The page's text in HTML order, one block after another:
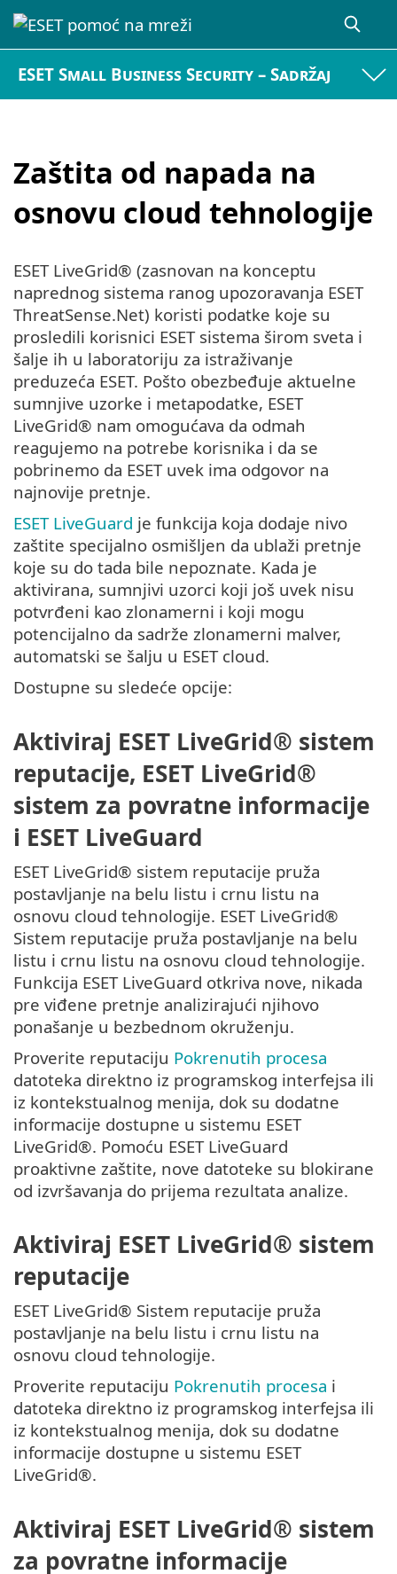
ESET Small Business Security – Sadržaj
Zaštita od napada na
osnovu cloud tehnologije
ESET LiveGrid® (zasnovan na konceptu
naprednog sistema ranog upozoravanja ESET
ThreatSense.Net) koristi podatke koje su
prosledili korisnici ESET sistema širom sveta i
šalje ih u laboratoriju za istraživanje
preduzeća ESET. Pošto obezbeđuje aktuelne
sumnjive uzorke i metapodatke, ESET
LiveGrid® nam omogućava da odmah
reagujemo na potrebe korisnika i da se
pobrinemo da ESET uvek ima odgovor na
najnovije pretnje.
ESET LiveGuard je funkcija koja dodaje nivo
zaštite specijalno osmišljen da ublaži pretnje
koje su do tada bile nepoznate. Kada je
aktivirana, sumnjivi uzorci koji još uvek nisu
potvrđeni kao zlonamerni i koji mogu
potencijalno da sadrže zlonamerni malver,
automatski se šalju u ESET cloud.
Dostupne su sledeće opcije:
Aktiviraj ESET LiveGrid® sistem
reputacije, ESET LiveGrid®
sistem za povratne informacije
i ESET LiveGuard
ESET LiveGrid® sistem reputacije pruža
postavljanje na belu listu i crnu listu na
osnovu cloud tehnologije. ESET LiveGrid®
Sistem reputacije pruža postavljanje na belu
listu i crnu listu na osnovu cloud tehnologije.
Funkcija ESET LiveGuard otkriva nove, nikada
pre viđene pretnje analizirajući njihovo
ponašanje u bezbednom okruženju.
Proverite reputaciju Pokrenutih procesa
datoteka direktno iz programskog interfejsa ili
iz kontekstualnog menija, dok su dodatne
informacije dostupne u sistemu ESET
LiveGrid®. Pomoću ESET LiveGuard
proaktivne zaštite, nove datoteke su blokirane
od izvršavanja do prijema rezultata analize.
Aktiviraj ESET LiveGrid® sistem
reputacije
ESET LiveGrid® Sistem reputacije pruža
postavljanje na belu listu i crnu listu na
osnovu cloud tehnologije.
Proverite reputaciju Pokrenutih procesa i
datoteka direktno iz programskog interfejsa ili
iz kontekstualnog menija, dok su dodatne
informacije dostupne u sistemu ESET
LiveGrid®.
Aktiviraj ESET LiveGrid® sistem
za povratne informacije